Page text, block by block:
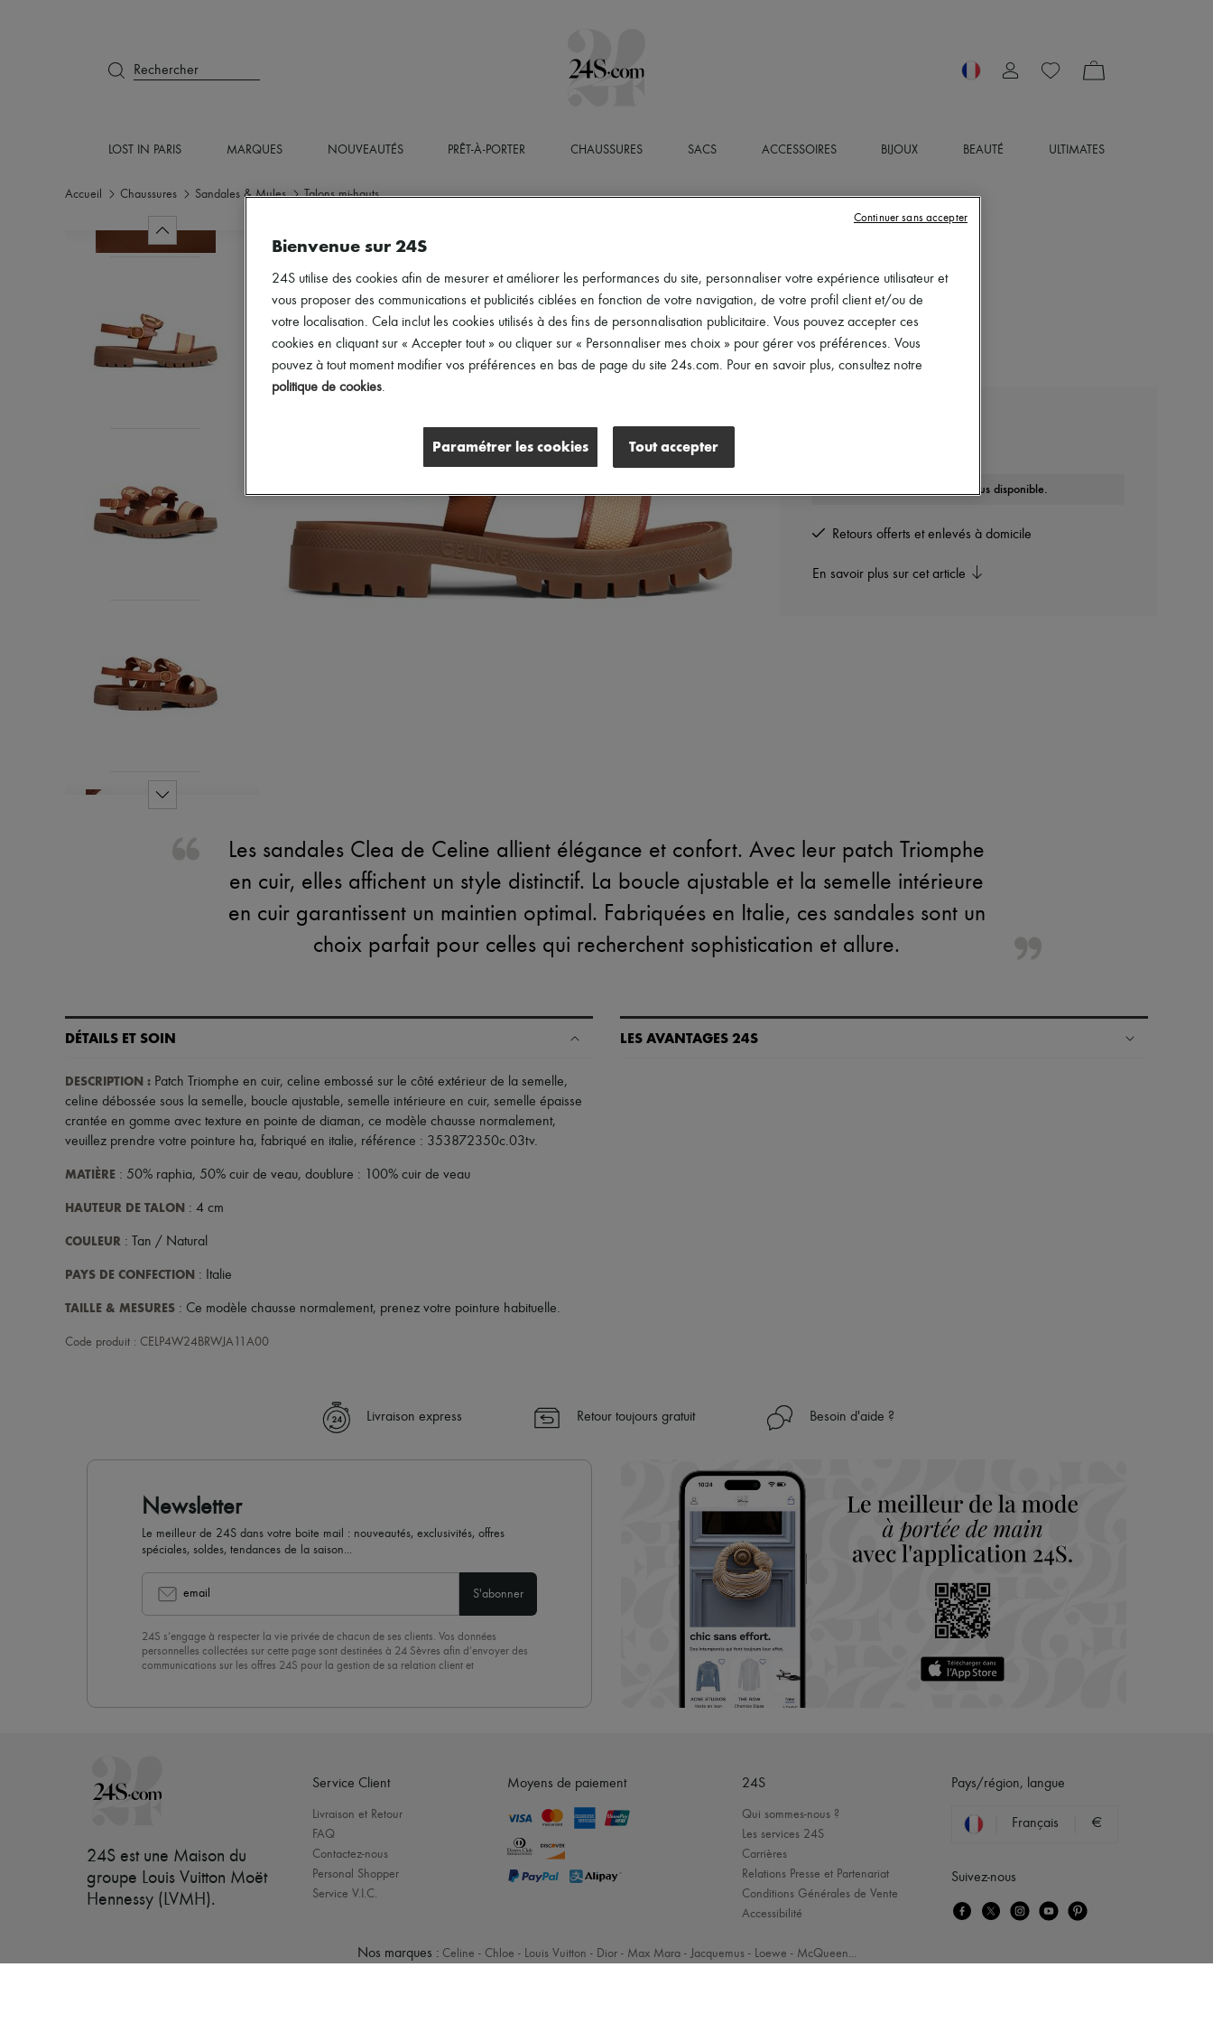
Rechercher
LOST IN PARIS MARQUES NOUVEAUTÉS PRÊT-À-PORTER CHAUSSURES SACS ACCESSOIRES BIJOUX BEAUTÉ ULTIMATES
Accueil Chaussures Sandales & Mules Talons mi-hauts
Cet article n'est plus disponible.
Retours offerts et enlevés à domicile
En savoir plus sur cet article
Les sandales Clea de Celine allient élégance et confort. Avec leur patch Triomphe
en cuir, elles affichent un style distinctif. La boucle ajustable et la semelle intérieure
en cuir garantissent un maintien optimal. Fabriquées en Italie, ces sandales sont un
choix parfait pour celles qui recherchent sophistication et allure.
DÉTAILS ET SOIN
DESCRIPTION : Patch Triomphe en cuir, celine embossé sur le côté extérieur de la semelle,
celine débossée sous la semelle, boucle ajustable, semelle intérieure en cuir, semelle épaisse
crantée en gomme avec texture en pointe de diaman, ce modèle chausse normalement,
veuillez prendre votre pointure ha, fabriqué en italie, référence : 353872350c.03tv.
MATIÈRE : 50% raphia, 50% cuir de veau, doublure : 100% cuir de veau
HAUTEUR DE TALON : 4 cm
COULEUR : Tan / Natural
PAYS DE CONFECTION : Italie
TAILLE & MESURES : Ce modèle chausse normalement, prenez votre pointure habituelle.
Code produit : CELP4W24BRWJA11A00
LES AVANTAGES 24S
Livraison express Retour toujours gratuit Besoin d'aide ?
Newsletter
Le meilleur de 24S dans votre boite mail : nouveautés, exclusivités, offres
spéciales, soldes, tendances de la saison...
email S'abonner
24S s’engage à respecter la vie privée de chacun de ses clients. Vos données
personnelles collectées sur cette page sont destinées à 24 Sèvres afin d’envoyer des
communications sur les offres 24S pour la gestion de sa relation client et
désinscrire » en bas de page de nos emails.
24S est une Maison du
groupe Louis Vuitton Moët
Hennessy (LVMH).
Service Client
Livraison et Retour
FAQ
Contactez-nous
Personal Shopper
Service V.I.C.
Moyens de paiement 24S
Qui sommes-nous ?
Les services 24S
Carrières
Relations Presse et Partenariat
Conditions Générales de Vente
Accessibilité
Pays/région, langue
Français €
Suivez-nous
Nos marques : Celine - Chloe - Louis Vuitton - Dior- Max Mara- Jacquemus- Loewe - McQueen...
Bienvenue sur 24S
24S utilise des cookies afin de mesurer et améliorer les performances du site, personnaliser votre expérience utilisateur et
vous proposer des communications et publicités ciblées en fonction de votre navigation, de votre profil client et/ou de
votre localisation. Cela inclut les cookies utilisés à des fins de personnalisation publicitaire. Vous pouvez accepter ces
cookies en cliquant sur « Accepter tout » ou cliquer sur « Personnaliser mes choix » pour gérer vos préférences. Vous
pouvez à tout moment modifier vos préférences en bas de page du site 24s.com. Pour en savoir plus, consultez notre
politique de cookies.
Paramétrer les cookies Tout accepter
Continuer sans accepter